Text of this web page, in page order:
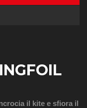
il kite e sfiora il